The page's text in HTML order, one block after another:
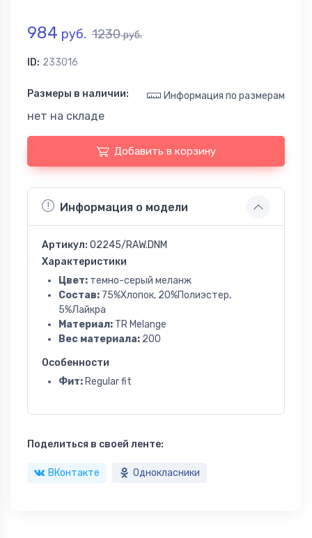
984 руб. 1230руб.
ID: 233016
Размеры в наличии: Информация по размерам
нет на складе
Добавить в корзину
Информация о модели
Артикул: 02245/RAW.DNM
Характеристики
Цвет: темно-серый меланж
Состав: 75%Хлопок, 20%Полиэстер,
5%Лайкра
Материал: TR Melange
Вес материала: 200
Особенности
Фит: Regular fit
Поделиться в своей ленте:
ВКонтакте Однокласники